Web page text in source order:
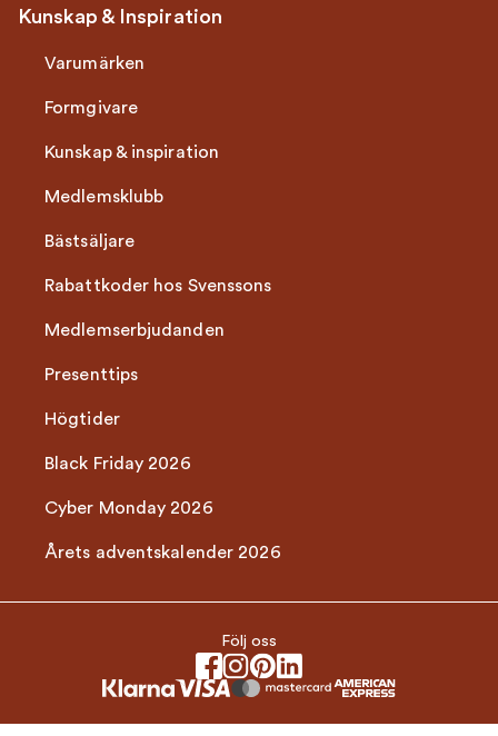
Kunskap & Inspiration
Varumärken
Formgivare
Kunskap & inspiration
Medlemsklubb
Bästsäljare
Rabattkoder hos Svenssons
Medlemserbjudanden
Presenttips
Högtider
Black Friday 2026
Cyber Monday 2026
Årets adventskalender 2026
Följ oss